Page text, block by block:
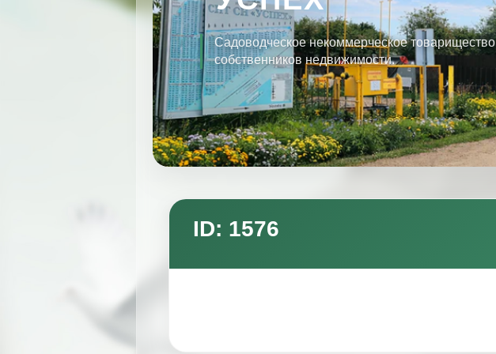
Садоводческое некоммерческое товарищество
собственников недвижимости.
ID: 1576